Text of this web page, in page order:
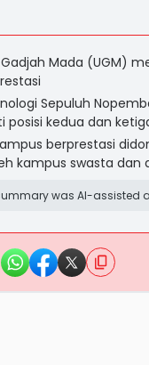
Mada (UGM)
Sepuluh
posisi kedua dan
berprestasi
kampus swasta dan
was AI-assisted